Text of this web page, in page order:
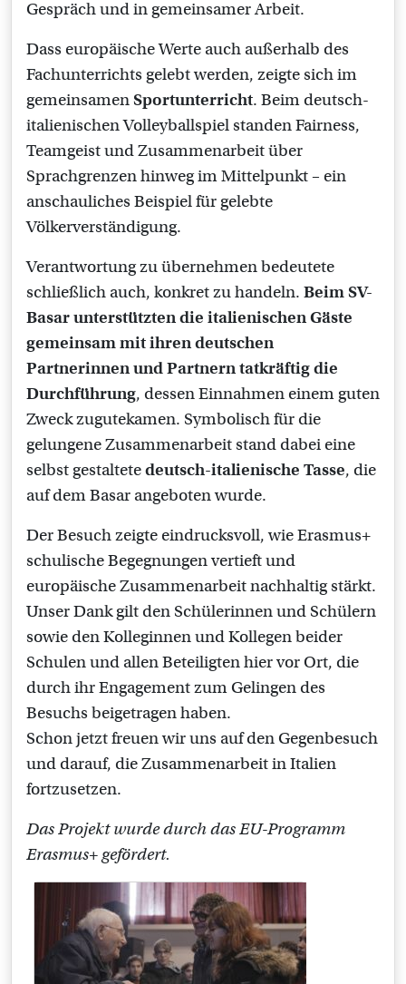
Gespräch und in gemeinsamer Arbeit.
Dass europäische Werte auch außerhalb des
Fachunterrichts gelebt werden, zeigte sich im
gemeinsamenSportunterricht. Beim deutsch-
italienischen Volleyballspiel standen Fairness,
Teamgeist und Zusammenarbeit über
Sprachgrenzen hinweg im Mittelpunkt – ein
anschauliches Beispiel für gelebte
Völkerverständigung.
Verantwortung zu übernehmen bedeutete
schließlich auch, konkret zu handeln. Beim SV-
Basar unterstützten die italienischen Gäste
gemeinsam mit ihren deutschen
Partnerinnen und Partnern tatkräftig die
Durchführung, dessen Einnahmen einem guten
Zweck zugutekamen. Symbolisch für die
gelungene Zusammenarbeit stand dabei eine
selbst gestaltetedeutsch-italienische Tasse, die
auf dem Basar angeboten wurde.
Der Besuch zeigte eindrucksvoll, wie Erasmus+
schulische Begegnungen vertieft und
europäische Zusammenarbeit nachhaltig stärkt.
Unser Dank gilt den Schülerinnen und Schülern
sowie den Kolleginnen und Kollegen beider
Schulen und allen Beteiligten hier vor Ort, die
durch ihr Engagement zum Gelingen des
Besuchs beigetragen haben.
Schon jetzt freuen wir uns auf den Gegenbesuch
und darauf, die Zusammenarbeit in Italien
fortzusetzen.
Das Projekt wurde durch das EU-Programm
Erasmus+ gefördert.